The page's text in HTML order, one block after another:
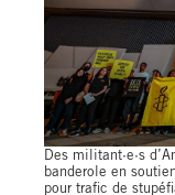
Des militant·e·s
banderole en
pour trafic de